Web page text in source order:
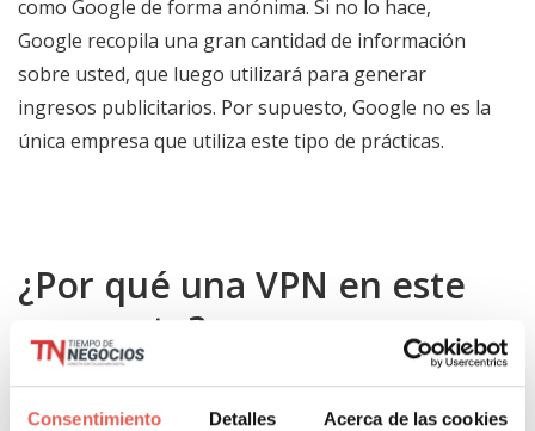
Consentimiento Detalles Acerca de las cookies
como Google de forma anónima. Si no lo hace,
Google recopila una gran cantidad de información
sobre usted, que luego utilizará para generar
ingresos publicitarios. Por supuesto, Google no es la
única empresa que utiliza este tipo de prácticas.
¿Por qué una VPN en este
momento?